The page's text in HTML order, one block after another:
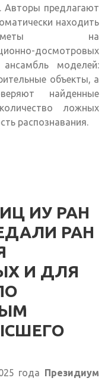
Авторы предлагают
находить
на
досмотровых
моделей:
объекты, а
найденные
ложных
распознавания.
ИУ РАН
РАН
И ДЛЯ
года Президиум